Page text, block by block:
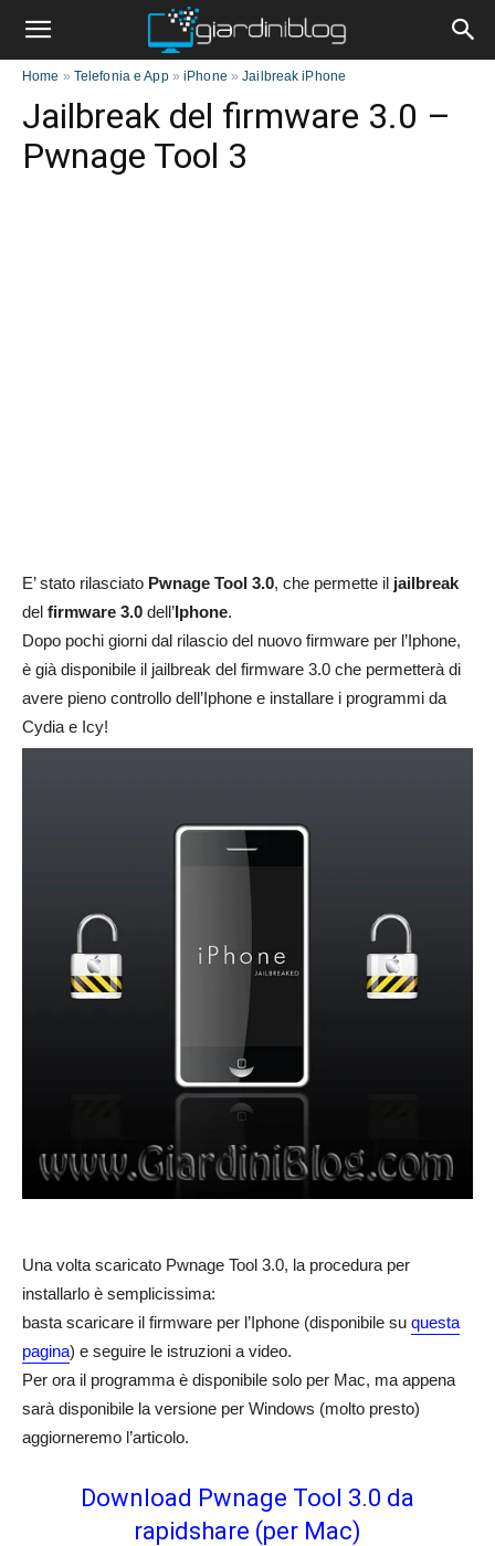
Home » Telefonia e App»iPhone »Jailbreak iPhone
Jailbreak del firmware 3.0 –
Pwnage Tool 3
E’ stato rilasciato Pwnage Tool 3.0, che permette il jailbreak
del firmware 3.0 dell’Iphone.
Dopo pochi giorni dal rilascio del nuovo firmware per l’Iphone,
è già disponibile il jailbreak del firmware 3.0 che permetterà di
avere pieno controllo dell’Iphone e installare i programmi da
Cydia e Icy!
Una volta scaricato Pwnage Tool 3.0, la procedura per
installarlo è semplicissima:
basta scaricare il firmware per l’Iphone (disponibile su questa
pagina) e seguire le istruzioni a video.
Per ora il programma è disponibile solo per Mac, ma appena
sarà disponibile la versione per Windows (molto presto)
aggiorneremo l’articolo.
Download Pwnage Tool 3.0 da
rapidshare (per Mac)